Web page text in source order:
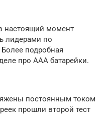
настоящий момент
лидерами по
подробная
про ААА батарейки.
постоянным током
прошли второй тест